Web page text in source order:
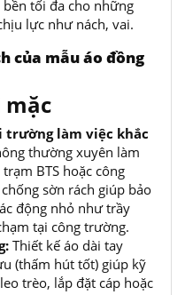
tối đa cho những
lực như nách, vai.
của mẫu áo đồng
mặc
trường làm việc khắc
thường xuyên làm
BTS hoặc công
sờn rách giúp bảo
động nhỏ như trầy
tại công trường.
Thiết kế áo dài tay
(thấm hút tốt) giúp kỹ
trèo, lắp đặt cáp hoặc